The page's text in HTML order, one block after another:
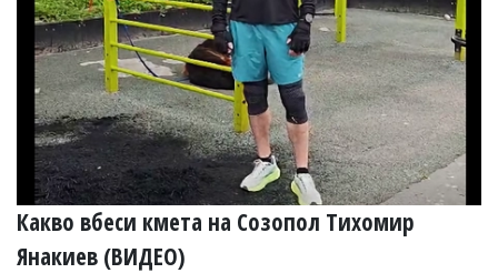
Какво вбеси кмета на Созопол Тихомир
Янакиев (ВИДЕО)